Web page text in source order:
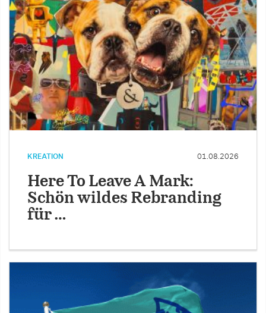
KREATION 01.08.2026
Here To Leave A Mark:
Schön wildes Rebranding
für …